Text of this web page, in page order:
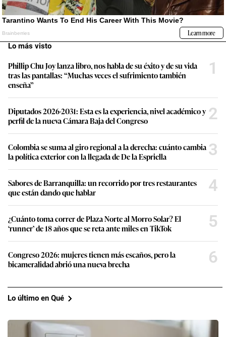
Lo más visto
Phillip Chu Joy lanza libro, nos habla de su éxito y de su vida
tras las pantallas: “Muchas veces el sufrimiento también
enseña”
1
Diputados 2026-2031: Esta es la experiencia, nivel académico y
perfil de la nueva Cámara Baja del Congreso
2
Colombia se suma al giro regional a la derecha: cuánto cambia
la política exterior con la llegada de De la Espriella
3
Sabores de Barranquilla: un recorrido por tres restaurantes
que están dando que hablar
4
¿Cuánto toma correr de Plaza Norte al Morro Solar? El
‘runner’ de 18 años que se reta ante miles en TikTok
5
Congreso 2026: mujeres tienen más escaños, pero la
bicameralidad abrió una nueva brecha
6
Lo último en Qué